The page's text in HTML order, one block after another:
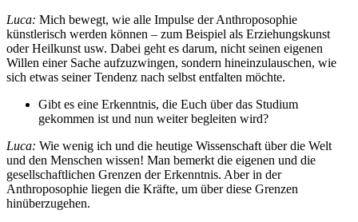
Luca: Mich bewegt, wie alle Impulse der Anthroposophie
künstlerisch werden können – zum Beispiel als Erziehungskunst
oder Heilkunst usw. Dabei geht es darum, nicht seinen eigenen
Willen einer Sache aufzuzwingen, sondern hineinzulauschen, wie
sich etwas seiner Tendenz nach selbst entfalten möchte.
Gibt es eine Erkenntnis, die Euch über das Studium
gekommen ist und nun weiter begleiten wird?
Luca: Wie wenig ich und die heutige Wissenschaft über die Welt
und den Menschen wissen! Man bemerkt die eigenen und die
gesellschaftlichen Grenzen der Erkenntnis. Aber in der
Anthroposophie liegen die Kräfte, um über diese Grenzen
hinüberzugehen.